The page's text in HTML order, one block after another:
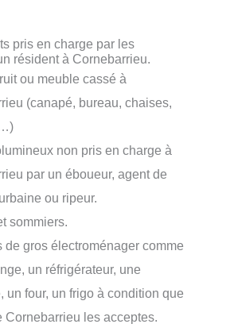
pris en charge par les
résident à Cornebarrieu.
ou meuble cassé à
(canapé, bureau, chaises,
non pris en charge à
par un éboueur, agent de
ou ripeur.
sommiers.
de gros électroménager comme
un réfrigérateur, une
un four, un frigo à condition que
Cornebarrieu les acceptes.